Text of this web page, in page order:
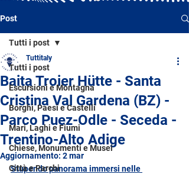
Post
Tutti i post
Escursioni e Montagna
Borghi, Paesi e Castelli
Mari, Laghi e Fiumi
Chiese, Monumenti e Musei
Città e Parchi
Tutti i post
Baita Troier Hütte - Santa
Cristina Val Gardena (BZ) -
Parco Puez-Odle - Seceda -
Trentino-Alto Adige
Tuttitaly
Aggiornamento: 2 mar
Stupendo panorama immersi nelle